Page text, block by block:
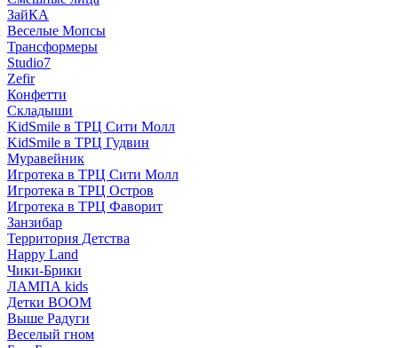
ЗайКА
Веселые Мопсы
Трансформеры
Studio7
Zefir
Конфетти
Складыши
KidSmile в ТРЦ Сити Молл
KidSmile в ТРЦ Гудвин
Муравейник
Игротека в ТРЦ Сити Молл
Игротека в ТРЦ Остров
Игротека в ТРЦ Фаворит
Занзибар
Территория Детства
Happy Land
Чики-Брики
ЛАМПА kids
Детки BOOM
Выше Радуги
Веселый гном